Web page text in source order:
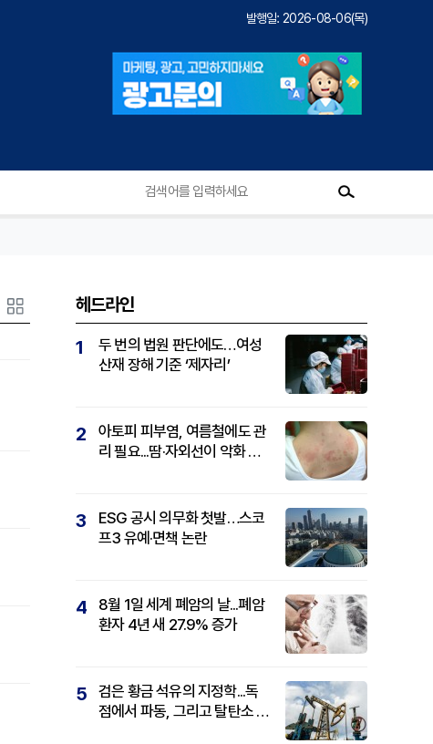
발행일: 2026-08-06(목)
헤드라인
1
두 번의 법원 판단에도…여성
산재 장해 기준 ‘제자리’
2
아토피 피부염, 여름철에도 관
리 필요...땀·자외선이 악화 요
3
ESG 공시 의무화 첫발…스코
프3 유예·면책 논란
4
8월 1일 세계 폐암의 날...폐암
환자 4년 새 27.9% 증가
5
검은 황금 석유의 지정학...독
점에서 파동, 그리고 탈탄소 패